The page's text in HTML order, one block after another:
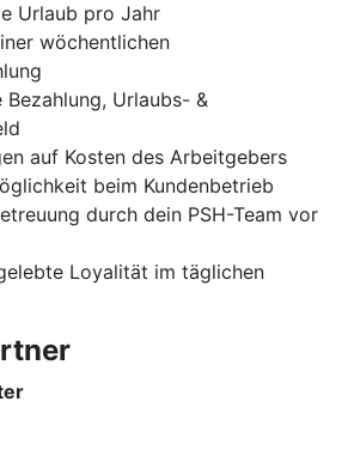
Urlaub pro Jahr
wöchentlichen
Urlaubs- &
auf Kosten des Arbeitgebers
beim Kundenbetrieb
durch dein PSH-Team vor
Loyalität im täglichen